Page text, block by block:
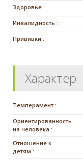
Здоровье :
Инвалидность :
Прививки :
Характер
Темперамент :
Ориентированность
на человека :
Отношение к
детям :